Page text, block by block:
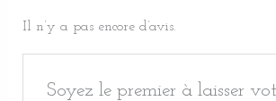
Il n’y a pas encore d’avis.
Soyez le premier à laisser